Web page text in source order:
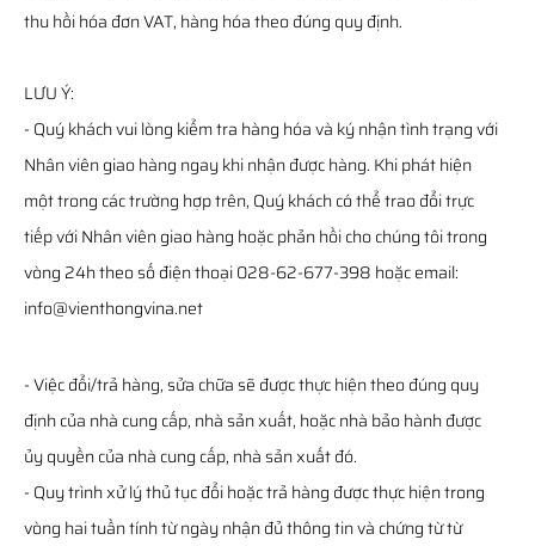
thu hồi hóa đơn VAT, hàng hóa theo đúng quy định.
LƯU Ý:
- Quý khách vui lòng kiểm tra hàng hóa và ký nhận tình trạng với
Nhân viên giao hàng ngay khi nhận được hàng. Khi phát hiện
một trong các trường hợp trên, Quý khách có thể trao đổi trực
tiếp với Nhân viên giao hàng hoặc phản hồi cho chúng tôi trong
vòng 24h theo số điện thoại 028-62-677-398 hoặc email:
info@vienthongvina.net
- Việc đổi/trả hàng, sửa chữa sẽ được thực hiện theo đúng quy
định của nhà cung cấp, nhà sản xuất, hoặc nhà bảo hành được
ủy quyền của nhà cung cấp, nhà sản xuất đó.
- Quy trình xử lý thủ tục đổi hoặc trả hàng được thực hiện trong
vòng hai tuần tính từ ngày nhận đủ thông tin và chứng từ từ